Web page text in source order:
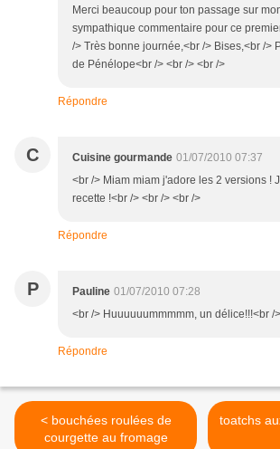
Merci beaucoup pour ton passage sur
sympathique commentaire pour ce
/> Très bonne journée,<br /> Bises,<br />
de Pénélope<br /> <br /> <br />
Répondre
C Cuisine gourmande 01/07/2010 07:37
<br /> Miam miam j'adore les 2 versions !
recette !<br /> <br /> <br />
Répondre
P Pauline 01/07/2010 07:28
<br /> Huuuuuummmmm, un délice!!!<br /
Répondre
< bouchées roulées de
courgette au fromage